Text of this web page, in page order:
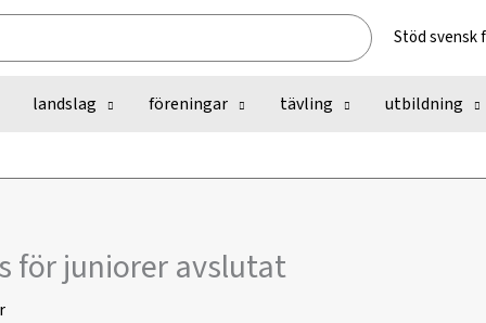
Stöd svensk
landslag föreningar tävling utbildning
för juniorer avslutat